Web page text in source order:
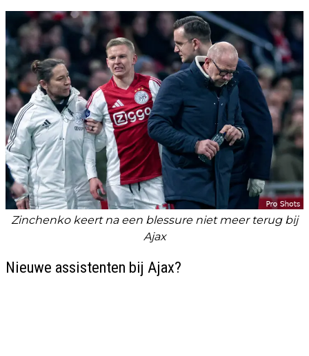
Zinchenko keert na een blessure niet meer terug bij
Ajax
Nieuwe assistenten bij Ajax?